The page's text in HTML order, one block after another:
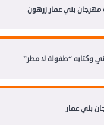
مهرجان بني عمار زرهون
وكتابه “طفولة لا مطر”
بني عمار